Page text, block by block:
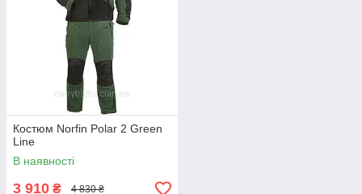
Костюм Norfin Polar 2 Green
Line
В наявності
3 910 ₴ 4 830 ₴